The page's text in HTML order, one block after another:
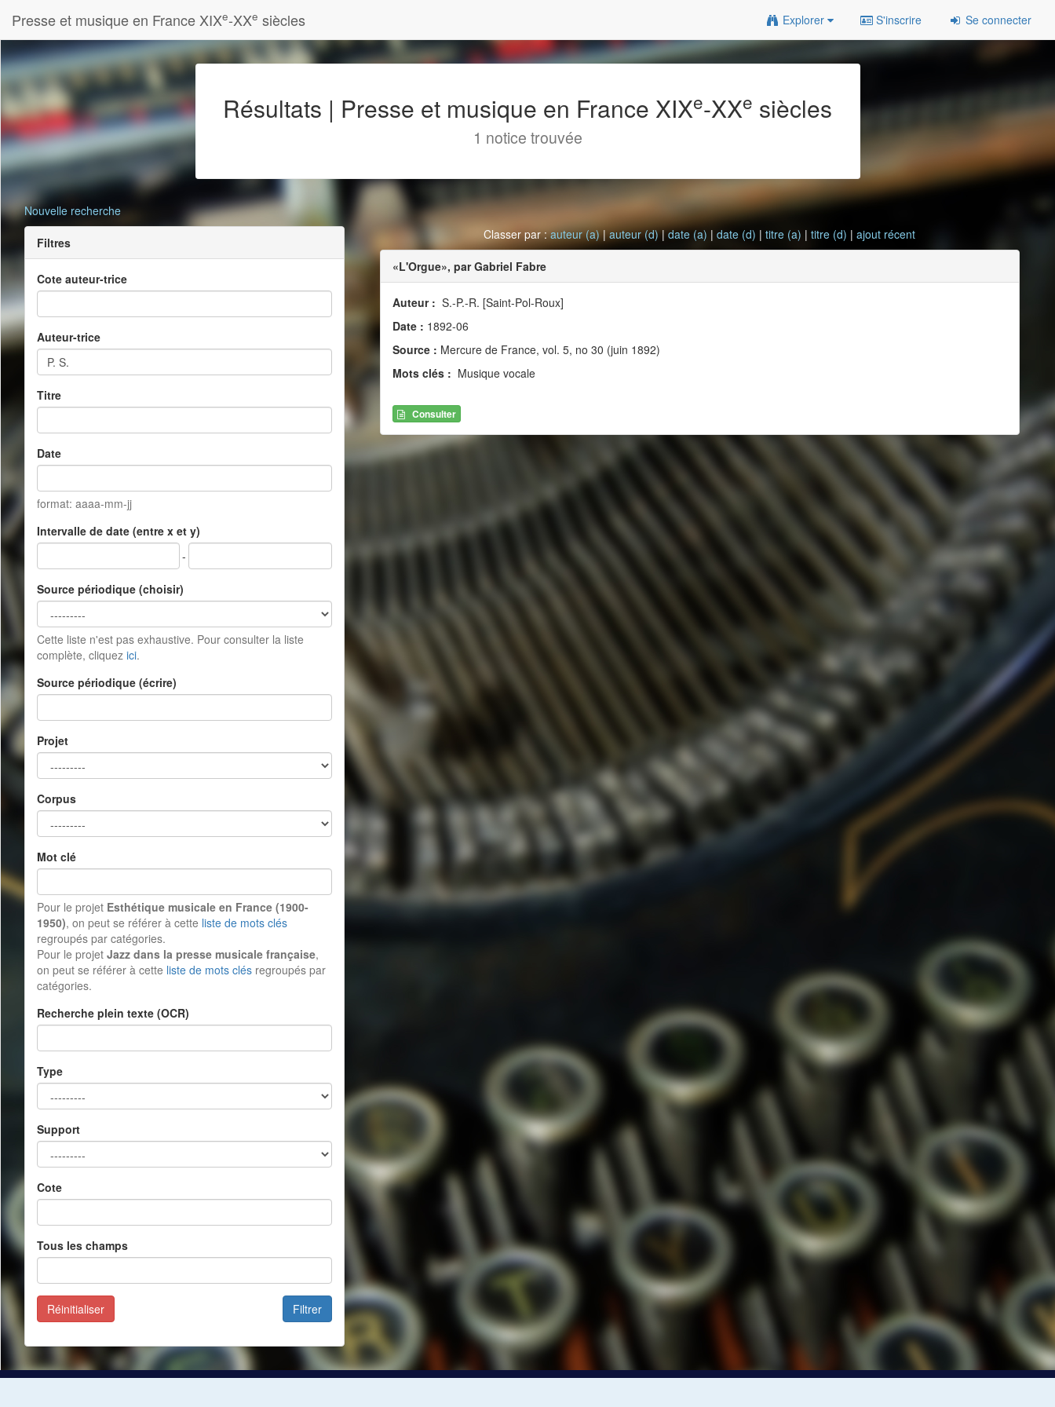
Presse et musique en France XIXe-XXe siècles Explorer S'inscrire Se connecter
Résultats | Presse et musique en France XIXe-XXe siècles
1 notice trouvée
Nouvelle recherche
Filtres
Cote auteur-trice
Auteur-trice
Titre
Date
format: aaaa-mm-jj
Intervalle de date (entre x et y)
-
Source périodique (choisir)
Cette liste n'est pas exhaustive. Pour consulter la liste
complète, cliquez ici.
Source périodique (écrire)
Projet
Corpus
Mot clé
Pour le projet Esthétique musicale en France (1900-
1950), on peut se référer à cette liste de mots clés
regroupés par catégories.
Pour le projet Jazz dans la presse musicale française,
on peut se référer à cette liste de mots clés regroupés par
catégories.
Recherche plein texte (OCR)
Type
Support
Cote
Tous les champs
Filtrer
Réinitialiser
Classer par :auteur (a)|auteur (d)|date (a) |date (d) |titre (a) |titre (d) |ajout récent
«L'Orgue», par Gabriel Fabre
Auteur : S.-P.-R. [Saint-Pol-Roux]
Date : 1892-06
Source : Mercure de France, vol. 5, no 30 (juin 1892)
Mots clés : Musique vocale
Consulter